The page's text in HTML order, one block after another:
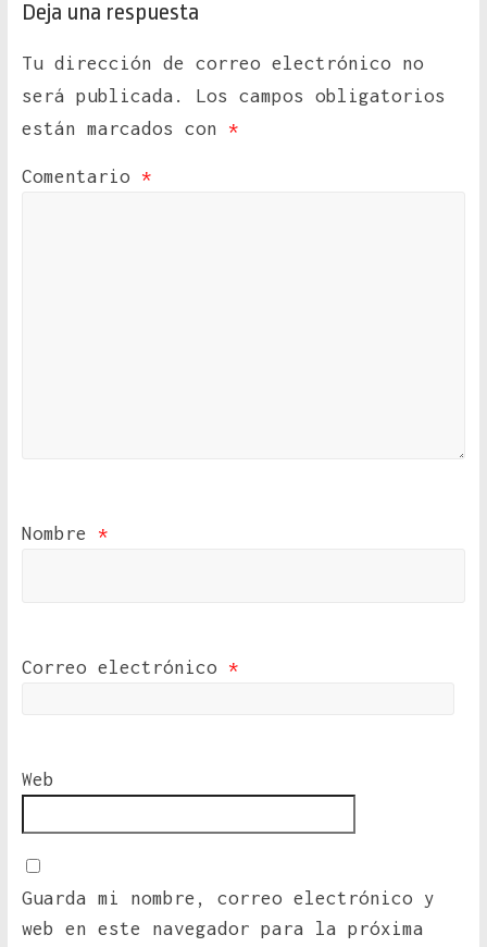
Deja una respuesta
Tu dirección de correo electrónico no
será publicada.
Los campos obligatorios
están marcados con *
Comentario *
Nombre *
Correo electrónico *
Web
Guarda mi nombre, correo electrónico y
web en este navegador para la próxima